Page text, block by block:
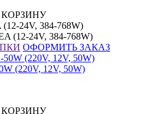
(12-24V, 384-768W)
ОФОРМИТЬ ЗАКАЗ
(220V, 12V, 50W)